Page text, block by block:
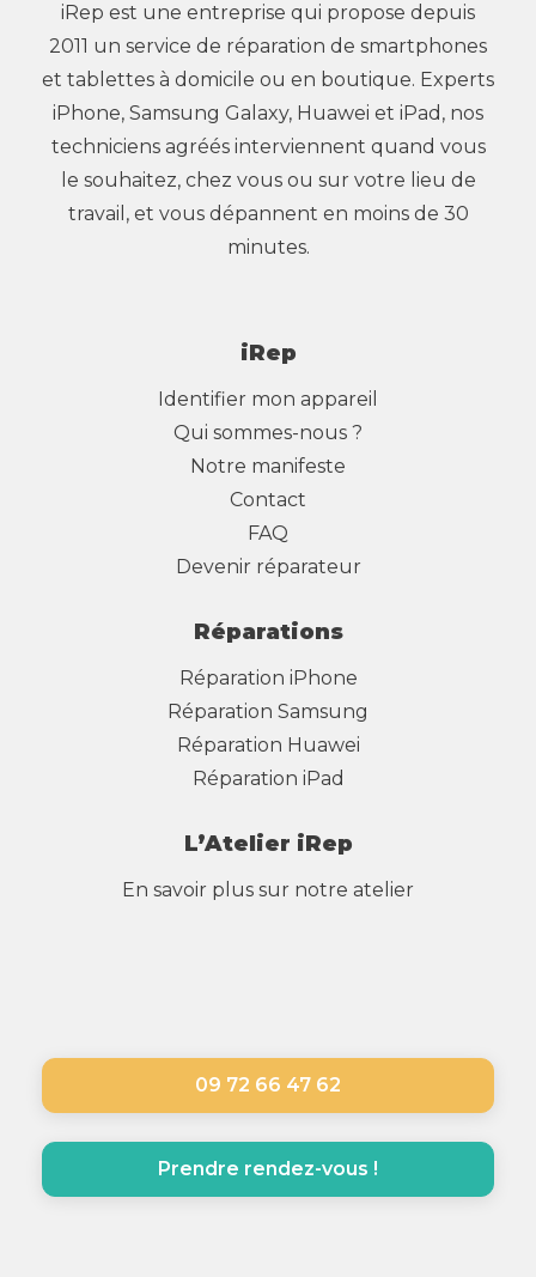
iRep est une entreprise qui propose depuis
2011 un service de réparation de smartphones
et tablettes à domicile ou en boutique. Experts
iPhone, Samsung Galaxy, Huawei et iPad, nos
techniciens agréés interviennent quand vous
le souhaitez, chez vous ou sur votre lieu de
travail, et vous dépannent en moins de 30
minutes.
iRep
Identifier mon appareil
Qui sommes-nous ?
Notre manifeste
Contact
FAQ
Devenir réparateur
Réparations
Réparation iPhone
Réparation Samsung
Réparation Huawei
Réparation iPad
L’Atelier iRep
En savoir plus sur notre atelier
09 72 66 47 62
Prendre rendez-vous !